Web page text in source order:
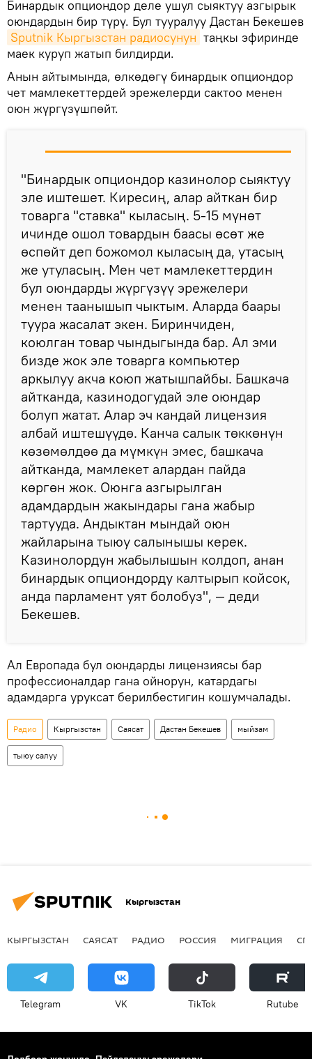
Бинардык опциондор деле ушул сыяктуу азгырык
оюндардын бир түрү. Бул тууралуу Дастан Бекешев
Sputnik Кыргызстан радиосунун таңкы эфиринде
маек куруп жатып билдирди.
Анын айтымында, өлкөдөгү бинардык опциондор
чет мамлекеттердей эрежелерди сактоо менен
оюн жүргүзүшпөйт.
"Бинардык опциондор казинолор сыяктуу
эле иштешет. Киресиң, алар айткан бир
товарга "ставка" кыласың. 5-15 мүнөт
ичинде ошол товардын баасы өсөт же
өспөйт деп божомол кыласың да, утасың
же утуласың. Мен чет мамлекеттердин
бул оюндарды жүргүзүү эрежелери
менен таанышып чыктым. Аларда баары
туура жасалат экен. Биринчиден,
коюлган товар чындыгында бар. Ал эми
бизде жок эле товарга компьютер
аркылуу акча коюп жатышпайбы. Башкача
айтканда, казинодогудай эле оюндар
болуп жатат. Алар эч кандай лицензия
албай иштешүүдө. Канча салык төккөнүн
көзөмөлдөө да мүмкүн эмес, башкача
айтканда, мамлекет алардан пайда
көргөн жок. Оюнга азгырылган
адамдардын жакындары гана жабыр
тартууда. Андыктан мындай оюн
жайларына тыюу салынышы керек.
Казинолордун жабылышын колдоп, анан
бинардык опциондорду калтырып койсок,
анда парламент уят болобуз", — деди
Бекешев.
Ал Европада бул оюндарды лицензиясы бар
профессионалдар гана ойнорун, катардагы
адамдарга уруксат берилбестигин кошумчалады.
Радио Кыргызстан Саясат Дастан Бекешев мыйзам
тыюу салуу
Кыргызстан
КЫРГЫЗСТАН САЯСАТ РАДИО РОССИЯ МИГРАЦИЯ
Telegram VK ТikТоk Rutube